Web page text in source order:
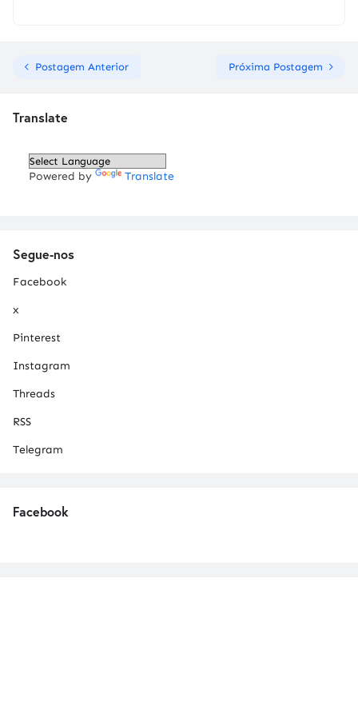
Postagem Anterior Próxima Postagem
Translate
Powered by Translate
Segue-nos
Facebook
x
Pinterest
Instagram
Threads
RSS
Telegram
Facebook